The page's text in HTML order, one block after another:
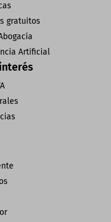
gratuitos
Artificial